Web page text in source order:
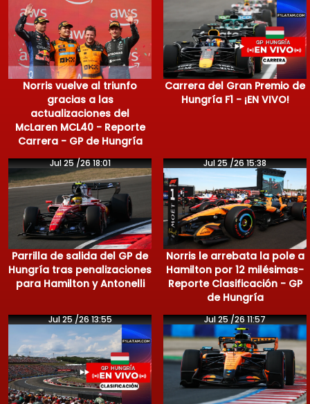
Norris vuelve al triunfo
gracias a las
actualizaciones del
McLaren MCL40 - Reporte
Carrera - GP de Hungría
Carrera del Gran Premio de
Hungría F1 - ¡EN VIVO!
Jul 25 /26 18:01
Parrilla de salida del GP de
Hungría tras penalizaciones
para Hamilton y Antonelli
Jul 25 /26 15:38
Norris le arrebata la pole a
Hamilton por 12 milésimas-
Reporte Clasificación - GP
de Hungría
Jul 25 /26 13:55 Jul 25 /26 11:57